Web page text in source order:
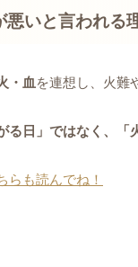
悪いと言われる
・血 を連想し、火難
る日」ではなく、「
らも読んでね！